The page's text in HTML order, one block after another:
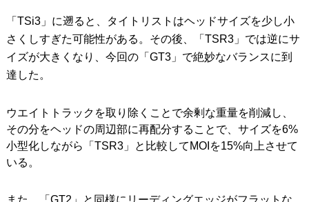
「TSi3」に遡ると、タイトリストはヘッドサイズを少し小
さくしすぎた可能性がある。その後、「TSR3」では逆にサ
イズが大きくなり、今回の「GT3」で絶妙なバランスに到
達した。
ウエイトトラックを取り除くことで余剰な重量を削減し、
その分をヘッドの周辺部に再配分することで、サイズを6%
小型化しながら「TSR3」と比較してMOIを15%向上させて
いる。